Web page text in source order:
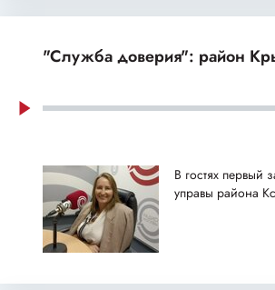
"Служба доверия": район
В гостях первый
управы района